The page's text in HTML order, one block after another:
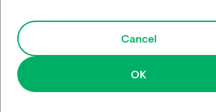
Responsibility
Media
Cancel
OK